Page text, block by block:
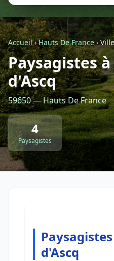
CGU-
Accueil›Hauts De France ›
Paysagistes
d'Ascq
59650 — Hauts De France
4
Paysagistes
d'Ascq